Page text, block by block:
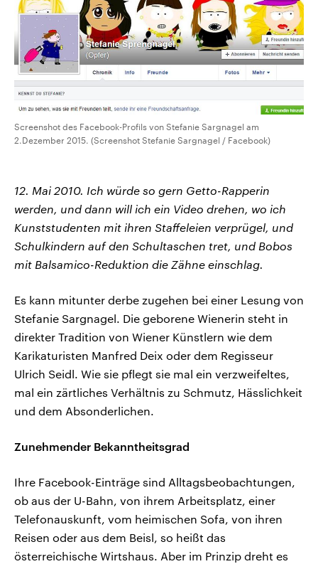
Screenshot des Facebook-Profils von Stefanie Sargnagel am
2.Dezember 2015. (Screenshot Stefanie Sargnagel / Facebook)
12. Mai 2010. Ich würde so gern Getto-Rapperin
werden, und dann will ich ein Video drehen, wo ich
Kunststudenten mit ihren Staffeleien verprügel, und
Schulkindern auf den Schultaschen tret, und Bobos
mit Balsamico-Reduktion die Zähne einschlag.
Es kann mitunter derbe zugehen bei einer Lesung von
Stefanie Sargnagel. Die geborene Wienerin steht in
direkter Tradition von Wiener Künstlern wie dem
Karikaturisten Manfred Deix oder dem Regisseur
Ulrich Seidl. Wie sie pflegt sie mal ein verzweifeltes,
mal ein zärtliches Verhältnis zu Schmutz, Hässlichkeit
und dem Absonderlichen.
Zunehmender Bekanntheitsgrad
Ihre Facebook-Einträge sind Alltagsbeobachtungen,
ob aus der U-Bahn, von ihrem Arbeitsplatz, einer
Telefonauskunft, vom heimischen Sofa, von ihren
Reisen oder aus dem Beisl, so heißt das
österreichische Wirtshaus. Aber im Prinzip dreht es